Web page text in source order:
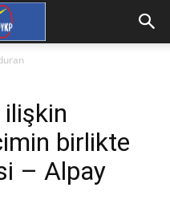
ilişkin
birlikte
– Alpay